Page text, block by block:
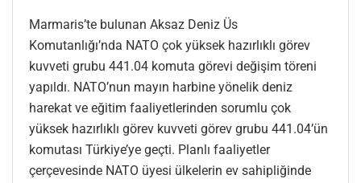
Marmaris’te bulunan Aksaz Deniz Üs
Komutanlığı’nda NATO çok yüksek hazırlıklı görev
kuvveti grubu 441.04 komuta görevi değişim töreni
yapıldı. NATO’nun mayın harbine yönelik deniz
harekat ve eğitim faaliyetlerinden sorumlu çok
yüksek hazırlıklı görev kuvveti görev grubu 441.04’ün
komutası Türkiye’ye geçti. Planlı faaliyetler
çerçevesinde NATO üyesi ülkelerin ev sahipliğinde